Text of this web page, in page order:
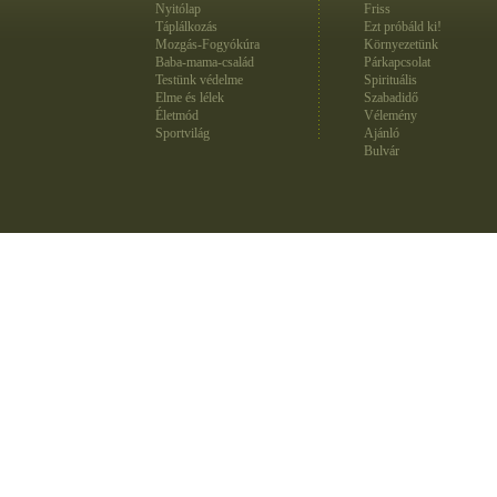
Nyitólap
Táplálkozás
Mozgás-Fogyókúra
Baba-mama-család
Testünk védelme
Elme és lélek
Életmód
Sportvilág
Friss
Ezt próbáld ki!
Környezetünk
Párkapcsolat
Spirituális
Szabadidő
Vélemény
Ajánló
Bulvár